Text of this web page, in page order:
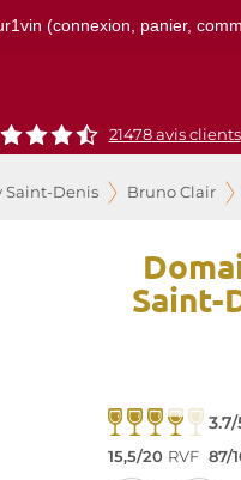
(connexion, panier,
21478avis clients
Saint-Denis Bruno Clair
Saint-
3.7/
15,5/20 RVF 87/